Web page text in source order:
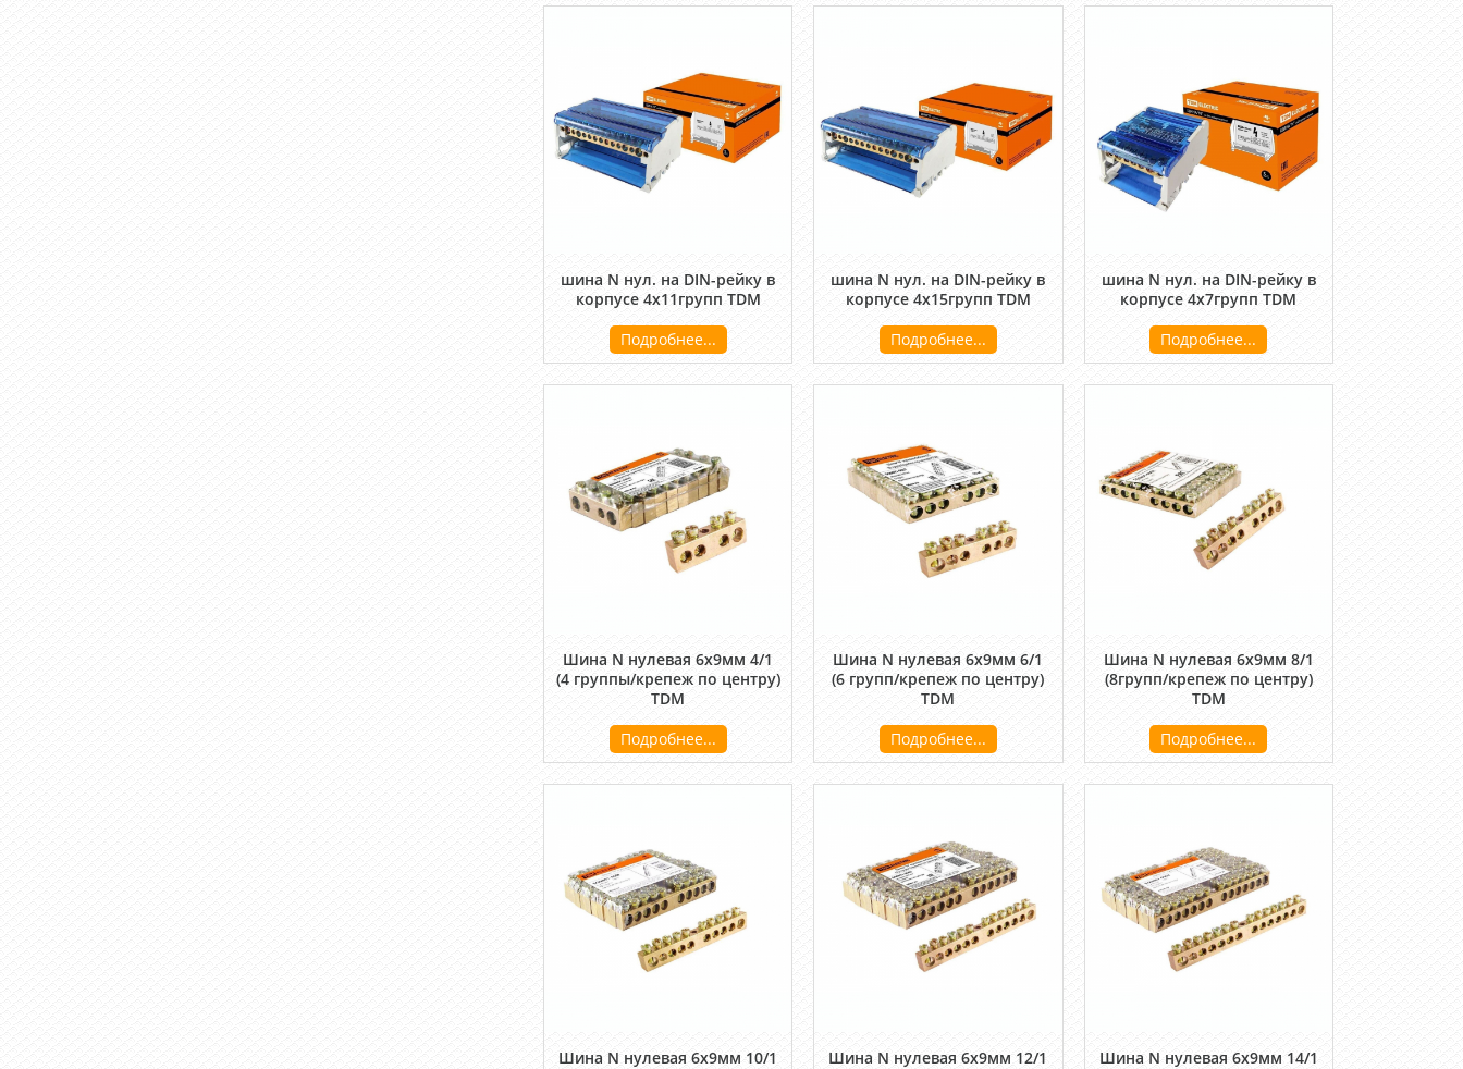
шина N нул. на DIN-рейку в
корпусе 4х11групп TDM
Подробнее...
шина N нул. на DIN-рейку в
корпусе 4х15групп TDM
Подробнее...
шина N нул. на DIN-рейку в
корпусе 4х7групп TDM
Подробнее...
Шина N нулевая 6х9мм 4/1
(4 группы/крепеж по центру)
TDM
Подробнее...
Шина N нулевая 6х9мм 6/1
(6 групп/крепеж по центру)
TDM
Подробнее...
Шина N нулевая 6х9мм 8/1
(8групп/крепеж по центру)
TDM
Подробнее...
Шина N нулевая 6х9мм 10/1
Шина N нулевая 6х9мм 12/1
Шина N нулевая 6х9мм 14/1